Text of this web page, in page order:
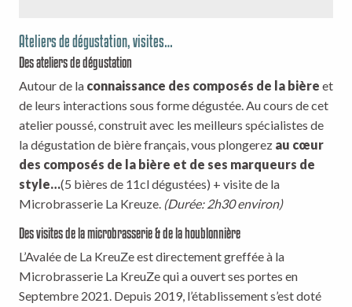
Ateliers de dégustation, visites…
Des ateliers de dégustation
Autour de la connaissance des composés de la bière et
de leurs interactions sous forme dégustée. Au cours de cet
atelier poussé, construit avec les meilleurs spécialistes de
la dégustation de bière français, vous plongerez au cœur
des composés de la bière et de ses marqueurs de
style…(5 bières de 11cl dégustées) + visite de la
Microbrasserie La Kreuze. (Durée: 2h30 environ)
Des visites de la microbrasserie & de la houblonnière
L’Avalée de La KreuZe est directement greffée à la
Microbrasserie La KreuZe qui a ouvert ses portes en
Septembre 2021. Depuis 2019, l’établissement s’est doté